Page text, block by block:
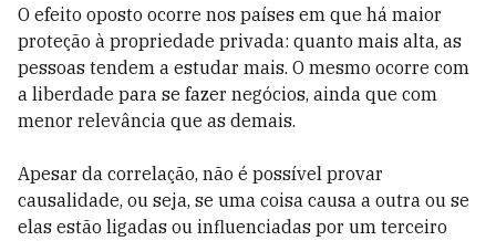
O efeito oposto ocorre nos países em que há maior
proteção à propriedade privada: quanto mais alta, as
pessoas tendem a estudar mais. O mesmo ocorre com
a liberdade para se fazer negócios, ainda que com
menor relevância que as demais.
Apesar da correlação, não é possível provar
causalidade, ou seja, se uma coisa causa a outra ou se
elas estão ligadas ou influenciadas por um terceiro